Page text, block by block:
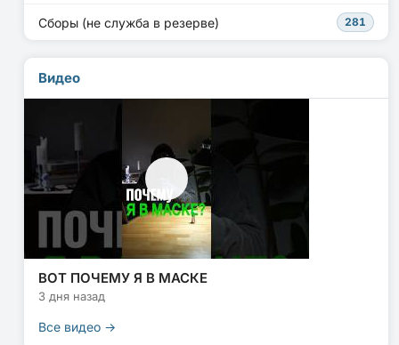
Сборы (не служба в резерве) 281
Видео
ВОТ ПОЧЕМУ Я В МАСКЕ
3 дня назад
Все видео →